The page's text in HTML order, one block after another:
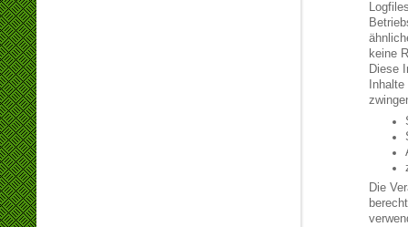
keine
Diese
Die